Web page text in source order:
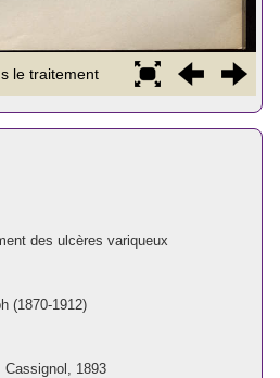
des ulcères variqueux
(1870-1912)
Cassignol, 1893